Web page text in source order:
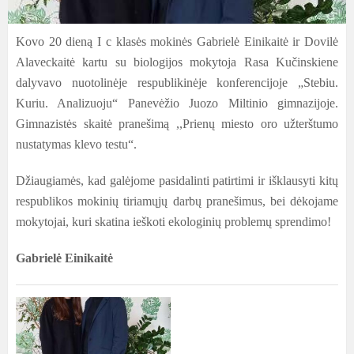
Kovo 20 dieną I c klasės mokinės Gabrielė Einikaitė ir Dovilė
Alaveckaitė kartu su biologijos mokytoja Rasa Kučinskiene
dalyvavo nuotolinėje respublikinėje konferencijoje „Stebiu.
Kuriu. Analizuoju“ Panevėžio Juozo Miltinio gimnazijoje.
Gimnazistės skaitė pranešimą ,,Prienų miesto oro užterštumo
nustatymas klevo testu“.
Džiaugiamės, kad galėjome pasidalinti patirtimi ir išklausyti kitų
respublikos mokinių tiriamųjų darbų pranešimus, bei dėkojame
mokytojai, kuri skatina ieškoti ekologinių problemų sprendimo!
Gabrielė Einikaitė